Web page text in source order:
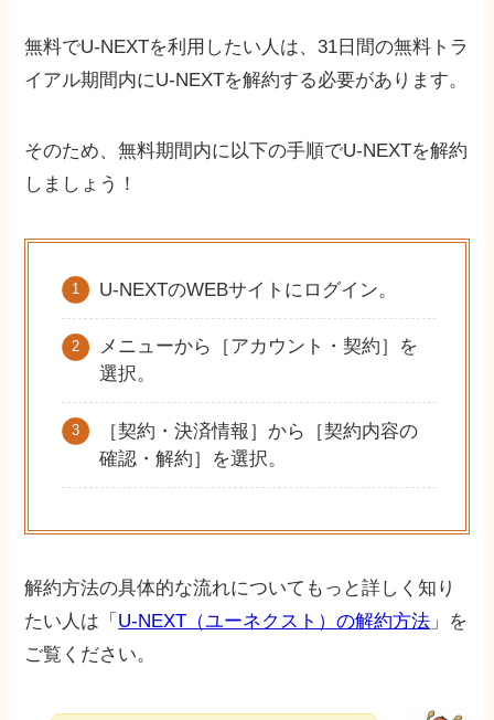
無料でU-NEXTを利用したい人は、31日間の無料トラ
イアル期間内にU-NEXTを解約する必要があります。
そのため、無料期間内に以下の手順でU-NEXTを解約
しましょう！
U-NEXTのWEBサイトにログイン。
メニューから［アカウント・契約］を
選択。
［契約・決済情報］から［契約内容の
確認・解約］を選択。
解約方法の具体的な流れについてもっと詳しく知り
たい人は「 U-NEXT（ユーネクスト）の解約方法 」を
ご覧ください。